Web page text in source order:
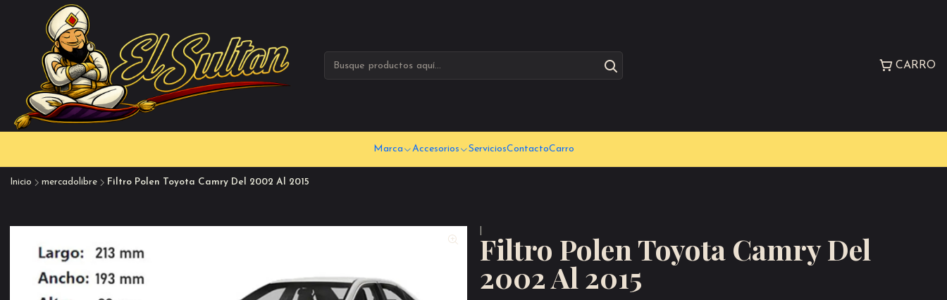
CARRO
Marca Accesorios ServiciosContactoCarro
Inicio mercadolibre Filtro Polen Toyota Camry Del 2002 Al 2015
Filtro Polen Toyota Camry Del
2002 Al 2015